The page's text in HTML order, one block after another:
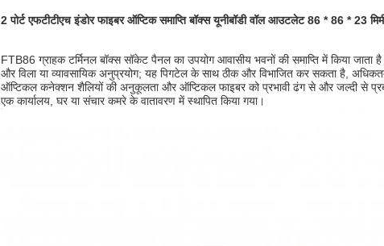
2 पोर्ट एफटीटीएच इंडोर फाइबर ऑप्टिक समाप्ति बॉक्स यूनीबॉडी वॉल आउटलेट 86 * 86 * 23
FTB86 ग्राहक टर्मिनल बॉक्स सॉकेट पैनल का उपयोग आवासीय भवनों की समाप्ति में किया जाता है
और विला या व्यावसायिक अनुप्रयोग; यह पिगटेल के साथ ठीक और विभाजित कर सकता है,
ऑप्टिकल कनेक्शन शैलियों की अनुकूलता और ऑप्टिकल फाइबर को प्रभावी ढंग से और जल्दी से
एक कार्यालय, घर या संचार कमरे के वातावरण में स्थापित किया गया।